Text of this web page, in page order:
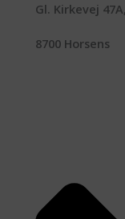
Gl. Kirkevej
8700 Horsens